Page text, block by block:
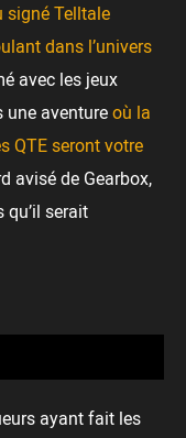
Telltale
dans l’univers
avec les jeux
une aventureoù la
QTE seront votre
avisé de Gearbox,
qu’il serait
ayant fait les